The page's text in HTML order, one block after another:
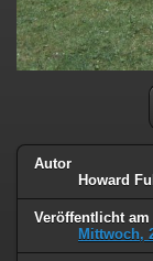
Autor
Howard
Veröffentlicht am
Mittwoch,